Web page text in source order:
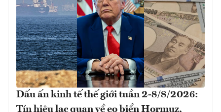
Dấu ấn kinh tế thế giới tuần 2-8/8/2026:
Tín hiệu lạc quan về eo biển Hormuz,